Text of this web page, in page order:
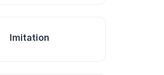
Imitation